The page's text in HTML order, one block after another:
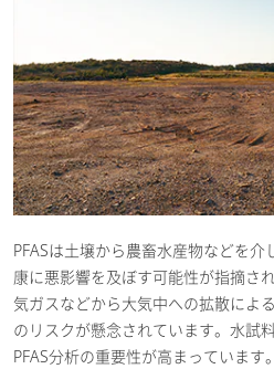
PFASは土壌から農畜水産物などを
康に悪影響を及ぼす可能性が指摘さ
気ガスなどから大気中への拡散によ
のリスクが懸念されています。水試
PFAS分析の重要性が高まっています。